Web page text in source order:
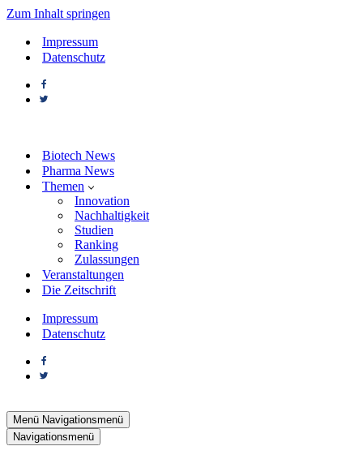
Zum Inhalt springen
Impressum
Datenschutz
Biotech News
Pharma News
Themen
Innovation
Nachhaltigkeit
Studien
Ranking
Zulassungen
Veranstaltungen
Die Zeitschrift
Impressum
Datenschutz
Menü Navigationsmenü
Navigationsmenü